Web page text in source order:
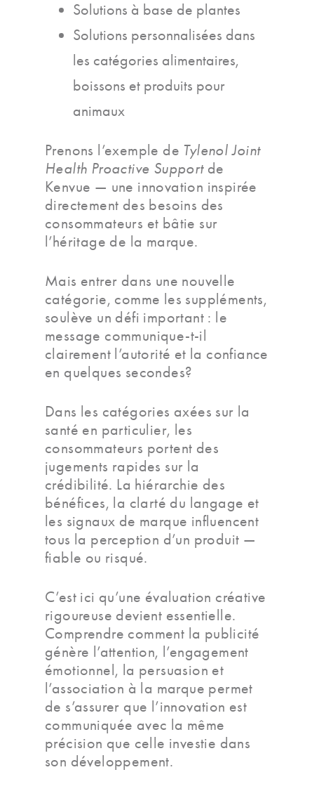
Solutions à base de plantes
Solutions personnalisées dans
les catégories alimentaires,
boissons et produits pour
animaux
Prenons l’exemple de Tylenol Joint
Health Proactive Supportde
Kenvue — une innovation inspirée
directement des besoins des
consommateurs et bâtie sur
l’héritage de la marque.
Mais entrer dans une nouvelle
catégorie, comme les suppléments,
soulève un défi important : le
message communique-t-il
clairement l’autorité et la confiance
en quelques secondes?
Dans les catégories axées sur la
santé en particulier, les
consommateurs portent des
jugements rapides sur la
crédibilité. La hiérarchie des
bénéfices, la clarté du langage et
les signaux de marque influencent
tous la perception d’un produit —
fiable ou risqué.
C’est ici qu’une évaluation créative
rigoureuse devient essentielle.
Comprendre comment la publicité
génère l’attention, l’engagement
émotionnel, la persuasion et
l’association à la marque permet
de s’assurer que l’innovation est
communiquée avec la même
précision que celle investie dans
son développement.